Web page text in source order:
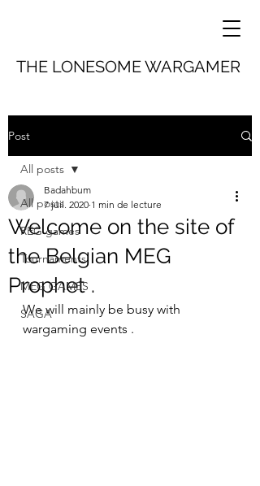
THE LONESOME WARGAMER
Post
All posts
REG games
Tournaments
MEG GAMES
SAGA
All posts
Welcome on the site of
the Belgian MEG
Prophet .
Badahbum
7 juil. 2020 1 min de lecture
We will mainly be busy with
wargaming events .